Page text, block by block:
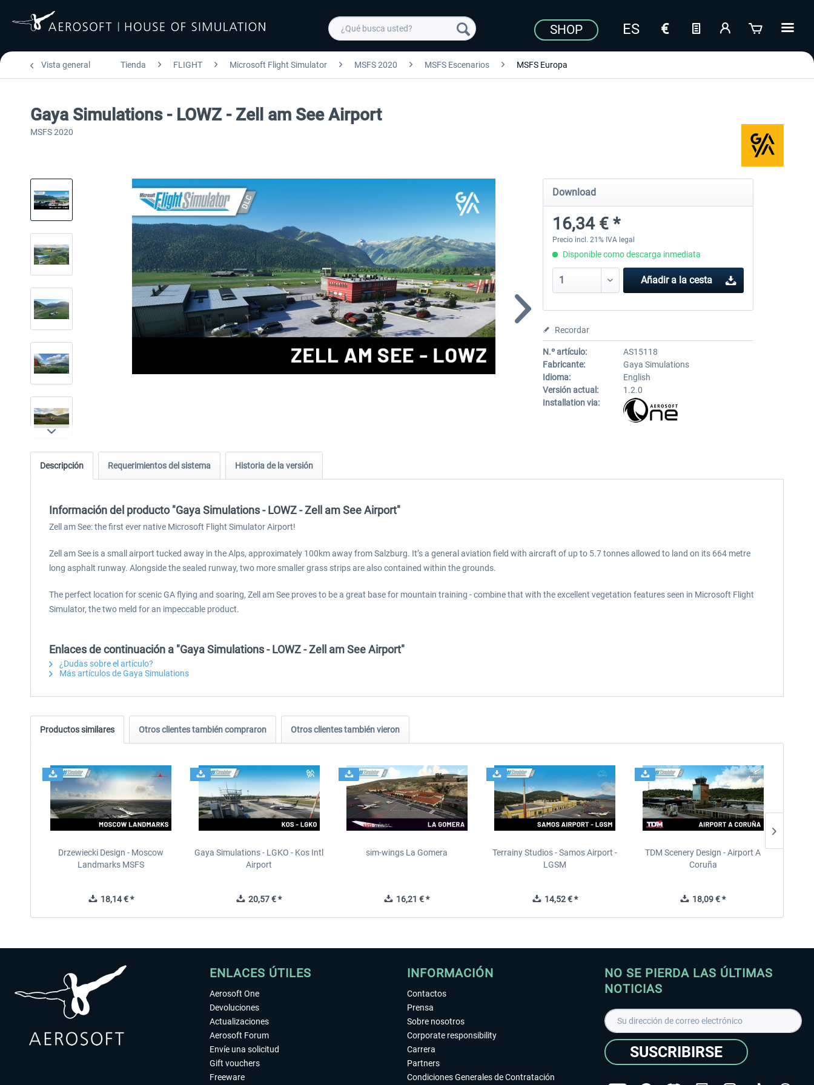
SHOP
Vista general Tienda FLIGHT Microsoft Flight Simulator MSFS 2020 MSFS Escenarios MSFS Europa
Gaya Simulations - LOWZ - Zell am See Airport
MSFS 2020
Download
16,34 € *
Precio incl. 21% IVA legal
Disponible como descarga inmediata
Añadir a la cesta
Recordar
N.º artículo:
AS15118
Fabricante:
Gaya Simulations
Idioma:
English
Versión actual:
1.2.0
Installation via:
Descripción Requerimientos del sistema Historia de la versión
Información del producto "Gaya Simulations - LOWZ - Zell am See Airport"
Zell am See: the first ever native Microsoft Flight Simulator Airport!
Zell am See is a small airport tucked away in the Alps, approximately 100km away from Salzburg. It’s a general aviation field with aircraft of up to 5.7 tonnes allowed to land on its 664 metre
long asphalt runway. Alongside the sealed runway, two more smaller grass strips are also contained within the grounds.
The perfect location for scenic GA flying and soaring, Zell am See proves to be a great base for mountain training - combine that with the excellent vegetation features seen in Microsoft Flight
Simulator, the two meld for an impeccable product.
Enlaces de continuación a "Gaya Simulations - LOWZ - Zell am See Airport"
¿Dudas sobre el artículo?
Más artículos de Gaya Simulations
Productos similares Otros clientes también compraron Otros clientes también vieron
Drzewiecki Design - Moscow
Landmarks MSFS
18,14 € *
Gaya Simulations - LGKO - Kos Intl
Airport
20,57 € *
sim-wings La Gomera
16,21 € *
Terrainy Studios - Samos Airport -
LGSM
14,52 € *
TDM Scenery Design - Airport A
Coruña
18,09 € *
ENLACES ÚTILES
Aerosoft One
Devoluciones
Actualizaciones
Aerosoft Forum
Envíe una solicitud
Gift vouchers
Freeware
INFORMACIÓN
Contactos
Prensa
Sobre nosotros
Corporate responsibility
Carrera
Partners
Condiciones Generales de Contratación
NO SE PIERDA LAS ÚLTIMAS
NOTICIAS
SUSCRIBIRSE